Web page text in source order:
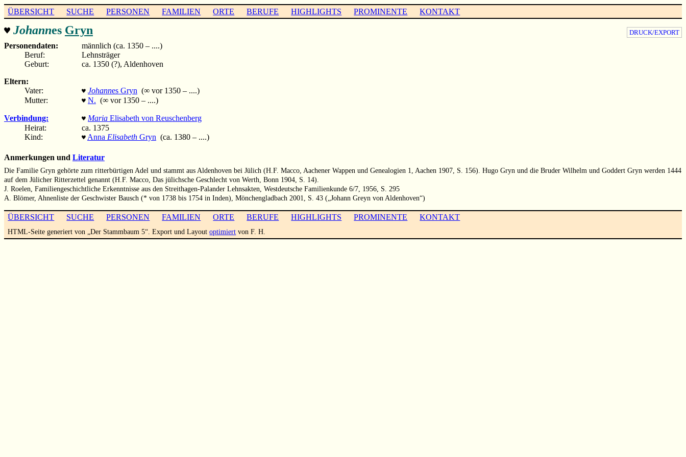
ÜBERSICHT SUCHE PERSONEN FAMILIEN ORTE BERUFE HIGHLIGHTS PROMINENTE KONTAKT
DRUCK/EXPORT
♥ Johannes Gryn
Personendaten:
männlich (ca. 1350 – ....)
Beruf:
Lehnsträger
Geburt:
ca. 1350 (?), Aldenhoven
Eltern:
Vater:
♥ Johannes Gryn (∞ vor 1350 – ....)
Mutter:
♥ N. (∞ vor 1350 – ....)
Verbindung: ♥ Maria Elisabeth von Reuschenberg
Heirat:
ca. 1375
Kind:
♥ Anna Elisabeth Gryn (ca. 1380 – ....)
Anmerkungen und Literatur
Die Familie Gryn gehörte zum ritterbürtigen Adel und stammt aus Aldenhoven bei Jülich (H.F. Macco, Aachener Wappen und Genealogien 1, Aachen 1907, S. 156). Hugo Gryn und die Bruder Wilhelm und Goddert Gryn werden 1444
auf dem Jülicher Ritterzettel genannt (H.F. Macco, Das jülichsche Geschlecht von Werth, Bonn 1904, S. 14).
J. Roelen, Familiengeschichtliche Erkenntnisse aus den Streithagen-Palander Lehnsakten, Westdeutsche Familienkunde 6/7, 1956, S. 295
A. Blömer, Ahnenliste der Geschwister Bausch (* von 1738 bis 1754 in Inden), Mönchengladbach 2001, S. 43 („Johann Greyn von Aldenhoven“)
ÜBERSICHT SUCHE PERSONEN FAMILIEN ORTE BERUFE HIGHLIGHTS PROMINENTE KONTAKT
HTML-Seite generiert von „Der Stammbaum 5“. Export und Layoutoptimiert von F. H.